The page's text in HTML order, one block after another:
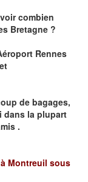
combien
Bretagne ?
Rennes
de bagages,
dans la plupart
.
Montreuil sous